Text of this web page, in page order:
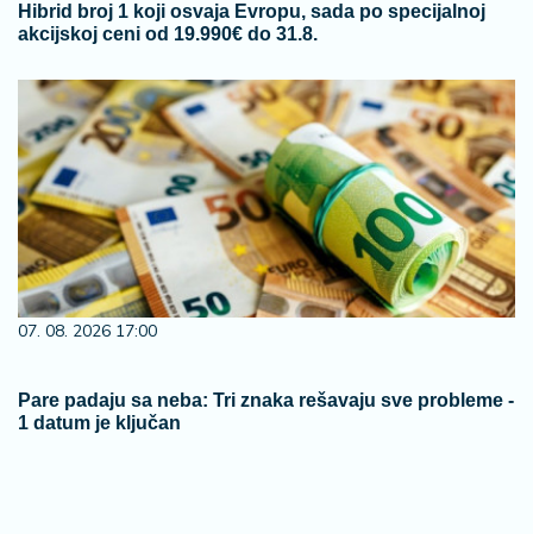
Hibrid broj 1 koji osvaja Evropu, sada po specijalnoj
akcijskoj ceni od 19.990€ do 31.8.
07. 08. 2026 17:00
Pare padaju sa neba: Tri znaka rešavaju sve probleme -
1 datum je ključan